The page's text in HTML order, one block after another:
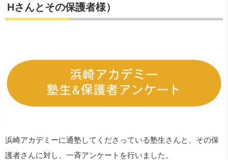
Hさんとその保護者様）
浜崎アカデミーに通塾してくださっている塾生さんと、その保
護者さんに対し、一斉アンケートを行いました。